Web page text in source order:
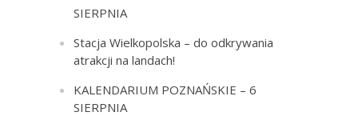
SIERPNIA
Stacja Wielkopolska – do odkrywania
atrakcji na landach!
KALENDARIUM POZNAŃSKIE – 6
SIERPNIA